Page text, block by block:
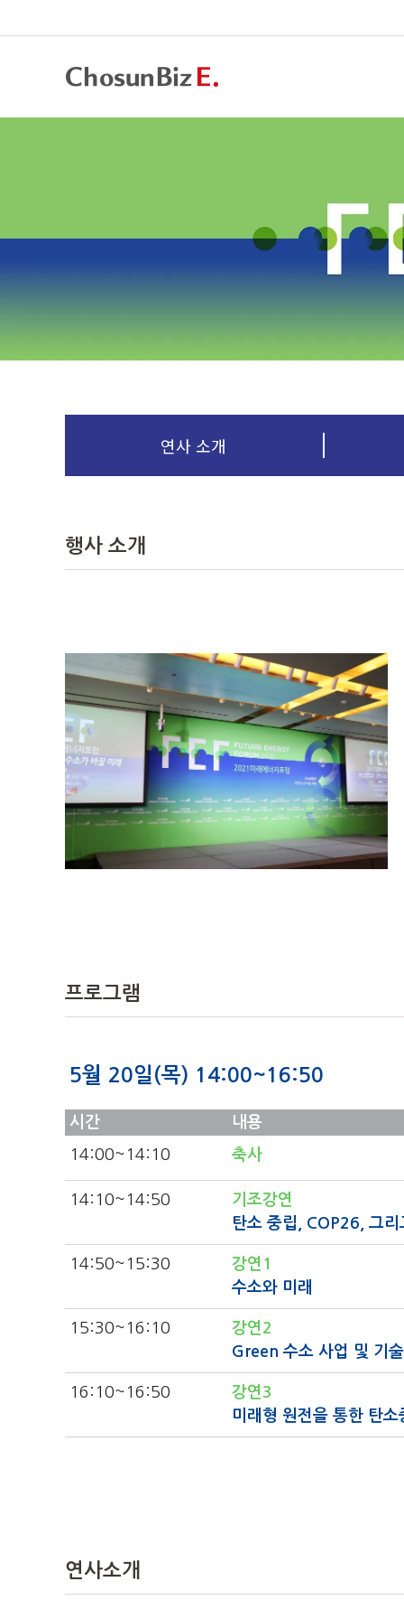
연사 소개
행사 소개
프로그램
5월 20일(목) 14:00~16:50
시간
내용
14:00~14:10 축사
14:10~14:50
기조강연
탄소 중립, COP26, 그리
14:50~15:30
강연1
수소와 미래
15:30~16:10
강연2
Green 수소 사업 및 기
16:10~16:50
강연3
미래형 원전을 통한 탄
연사소개